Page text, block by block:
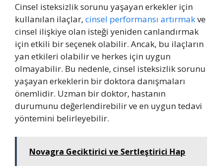
Cinsel isteksizlik sorunu yaşayan erkekler için
kullanılan ilaçlar, cinsel performansı artırmakve
cinsel ilişkiye olan isteği yeniden canlandırmak
için etkili bir seçenek olabilir. Ancak, bu ilaçların
yan etkileri olabilir ve herkes için uygun
olmayabilir. Bu nedenle, cinsel isteksizlik sorunu
yaşayan erkeklerin bir doktora danışmaları
önemlidir. Uzman bir doktor, hastanın
durumunu değerlendirebilir ve en uygun tedavi
yöntemini belirleyebilir.
Novagra Geciktirici ve Sertleştirici Hap